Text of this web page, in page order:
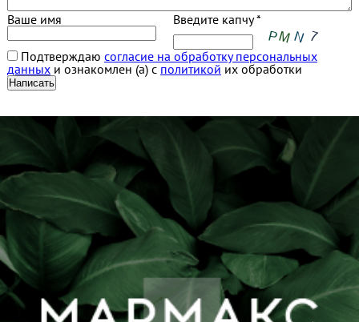
Ваше имя Введите капчу *
Подтверждаю согласие на обработку персональных
данныхи ознакомлен (а) с политикой их обработки